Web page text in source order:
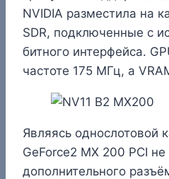
NVIDIA разместила на
SDR, подключенные с
битного интерфейса.
частоте 175 МГц, а
Являясь однослотовой
GeForce2 MX 200 PCI не
дополнительного